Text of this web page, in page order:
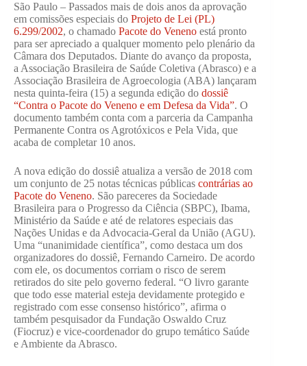
São Paulo – Passados mais de dois anos da aprovação
em comissões especiais do Projeto de Lei (PL)
6.299/2002, o chamado Pacote do Veneno está pronto
para ser apreciado a qualquer momento pelo plenário da
Câmara dos Deputados. Diante do avanço da proposta,
a Associação Brasileira de Saúde Coletiva (Abrasco) e a
Associação Brasileira de Agroecologia (ABA) lançaram
nesta quinta-feira (15) a segunda edição do dossiê
“Contra o Pacote do Veneno e em Defesa da Vida”. O
documento também conta com a parceria da Campanha
Permanente Contra os Agrotóxicos e Pela Vida, que
acaba de completar 10 anos.
A nova edição do dossiê atualiza a versão de 2018 com
um conjunto de 25 notas técnicas públicas contrárias ao
Pacote do Veneno. São pareceres da Sociedade
Brasileira para o Progresso da Ciência (SBPC), Ibama,
Ministério da Saúde e até de relatores especiais das
Nações Unidas e da Advocacia-Geral da União (AGU).
Uma “unanimidade científica”, como destaca um dos
organizadores do dossiê, Fernando Carneiro. De acordo
com ele, os documentos corriam o risco de serem
retirados do site pelo governo federal. “O livro garante
que todo esse material esteja devidamente protegido e
registrado com esse consenso histórico”, afirma o
também pesquisador da Fundação Oswaldo Cruz
(Fiocruz) e vice-coordenador do grupo temático Saúde
e Ambiente da Abrasco.